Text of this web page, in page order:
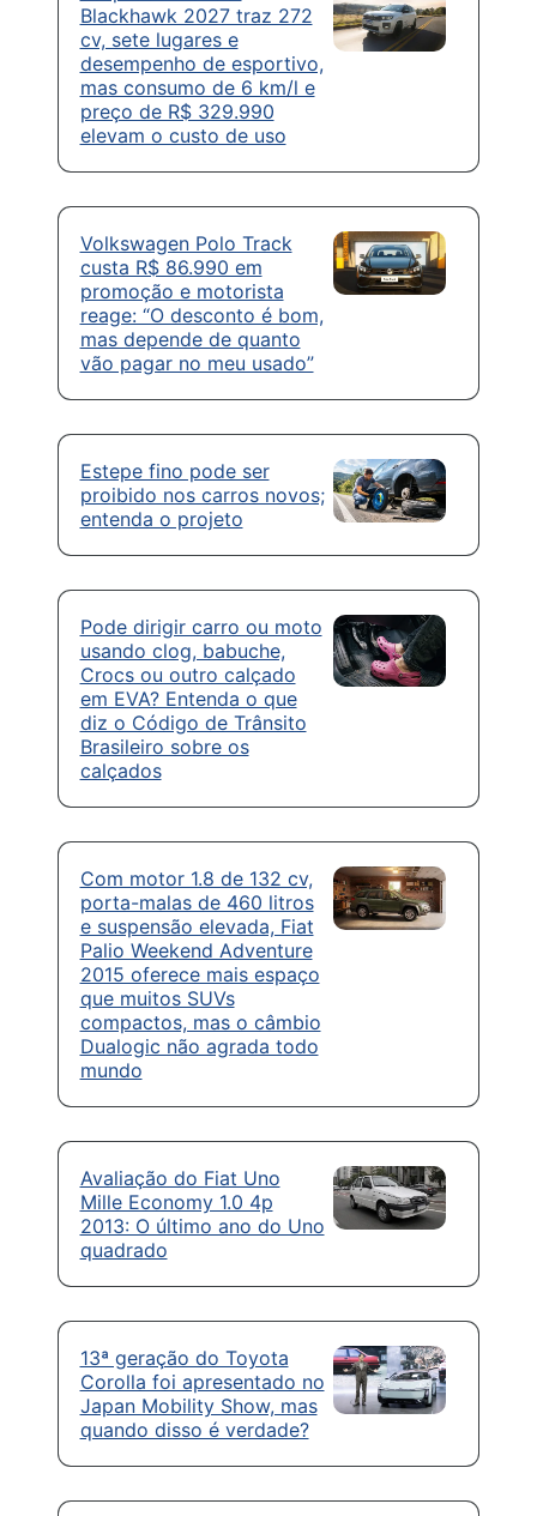
Blackhawk 2027 traz 272
cv, sete lugares e
desempenho de esportivo,
mas consumo de 6 km/l e
preço de R$ 329.990
elevam o custo de uso
Volkswagen Polo Track
custa R$ 86.990 em
promoção e motorista
reage: “O desconto é bom,
mas depende de quanto
vão pagar no meu usado”
Estepe fino pode ser
proibido nos carros novos;
entenda o projeto
Pode dirigir carro ou moto
usando clog, babuche,
Crocs ou outro calçado
em EVA? Entenda o que
diz o Código de Trânsito
Brasileiro sobre os
calçados
Com motor 1.8 de 132 cv,
porta-malas de 460 litros
e suspensão elevada, Fiat
Palio Weekend Adventure
2015 oferece mais espaço
que muitos SUVs
compactos, mas o câmbio
Dualogic não agrada todo
mundo
Avaliação do Fiat Uno
Mille Economy 1.0 4p
2013: O último ano do Uno
quadrado
13ª geração do Toyota
Corolla foi apresentado no
Japan Mobility Show, mas
quando disso é verdade?